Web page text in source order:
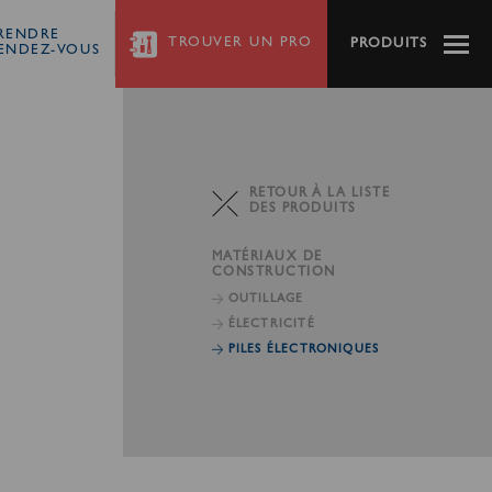
VOUS
TROUVER UN PRO PRODUITS
RETOUR À LA LISTE
DES PRODUITS
MATÉRIAUX DE
CONSTRUCTION
OUTILLAGE
ÉLECTRICITÉ
PILES ÉLECTRONIQUES